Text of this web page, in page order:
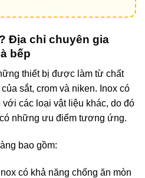
Địa chỉ chuyên gia
bếp
thiết bị được làm từ chất
sắt, crom và niken. Inox có
các loại vật liệu khác, do đó
những ưu điểm tương ứng.
bao gồm:
có khả năng chống ăn mòn